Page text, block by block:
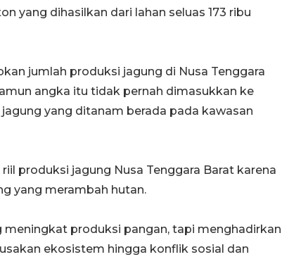
yang dihasilkan dari lahan seluas 173 ribu
jumlah produksi jagung di Nusa Tenggara
angka itu tidak pernah dimasukkan ke
yang ditanam berada pada kawasan
produksi jagung Nusa Tenggara Barat karena
yang merambah hutan.
produksi pangan, tapi menghadirkan
ekosistem hingga konflik sosial dan
Sidang putusan terdakwa
pembunuhan Brigadir Nurhadi